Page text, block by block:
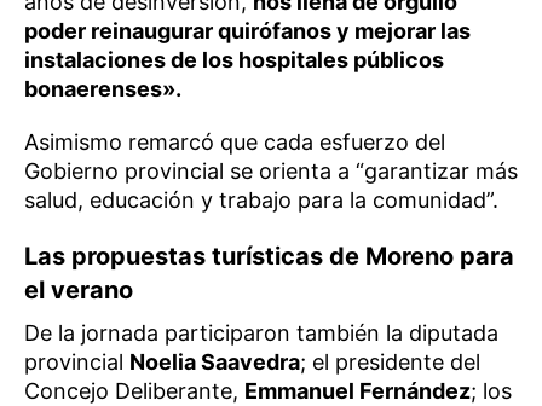
poder reinaugurar quirófanos y mejorar las
instalaciones de los hospitales públicos
bonaerenses».
Asimismo remarcó que cada esfuerzo del
Gobierno provincial se orienta a “garantizar más
salud, educación y trabajo para la comunidad”.
Las propuestas turísticas de Moreno para
el verano
De la jornada participaron también la diputada
provincial Noelia Saavedra; el presidente del
Concejo Deliberante, Emmanuel Fernández; los